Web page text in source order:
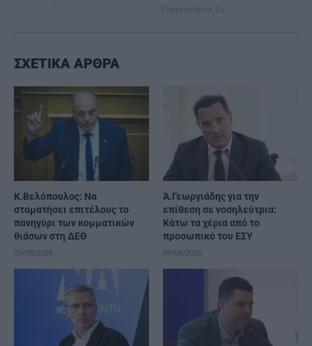
ΣΧΕΤΙΚΑ ΑΡΘΡΑ
Κ.Βελόπουλος: Να
σταματήσει επιτέλους το
πανηγύρι των κομματικών
θιάσων στη ΔΕΘ
09/08/2026
Ά.Γεωργιάδης για την
επίθεση σε νοσηλεύτρια:
Κάτω τα χέρια από το
προσωπικό του ΕΣΥ
09/08/2026